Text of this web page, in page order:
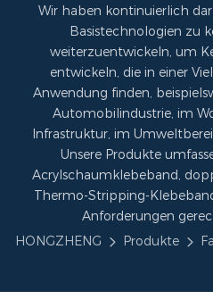
Wir haben kontinuierlich
Basistechnologien zu
weiterzuentwickeln, um
entwickeln, die in einer
Anwendung finden,
Automobilindustrie, im
Infrastruktur, im
Unsere Produkte
Acrylschaumklebeband,
Thermo-Stripping-
Anforderungen
HONGZHENG
Produkte